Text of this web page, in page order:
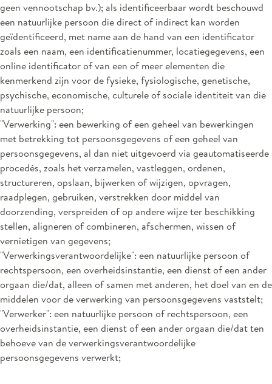
geen vennootschap bv.); als identificeerbaar wordt beschouwd
een natuurlijke persoon die direct of indirect kan worden
geïdentificeerd, met name aan de hand van een identificator
zoals een naam, een identificatienummer, locatiegegevens, een
online identificator of van een of meer elementen die
kenmerkend zijn voor de fysieke, fysiologische, genetische,
psychische, economische, culturele of sociale identiteit van die
natuurlijke persoon;
"Verwerking": een bewerking of een geheel van bewerkingen
met betrekking tot persoonsgegevens of een geheel van
persoonsgegevens, al dan niet uitgevoerd via geautomatiseerde
procedés, zoals het verzamelen, vastleggen, ordenen,
structureren, opslaan, bijwerken of wijzigen, opvragen,
raadplegen, gebruiken, verstrekken door middel van
doorzending, verspreiden of op andere wijze ter beschikking
stellen, aligneren of combineren, afschermen, wissen of
vernietigen van gegevens;
"Verwerkingsverantwoordelijke": een natuurlijke persoon of
rechtspersoon, een overheidsinstantie, een dienst of een ander
orgaan die/dat, alleen of samen met anderen, het doel van en de
middelen voor de verwerking van persoonsgegevens vaststelt;
"Verwerker": een natuurlijke persoon of rechtspersoon, een
overheidsinstantie, een dienst of een ander orgaan die/dat ten
behoeve van de verwerkingsverantwoordelijke
persoonsgegevens verwerkt;